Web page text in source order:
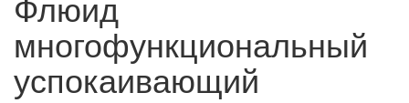
многофункциональный
успокаивающий